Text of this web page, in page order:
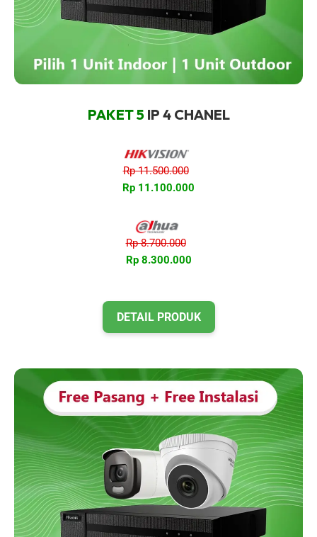
PAKET 5 IP 4 CHANEL
Rp 11.500.000
Rp 11.100.000
Rp 8.700.000
Rp 8.300.000
DETAIL PRODUK